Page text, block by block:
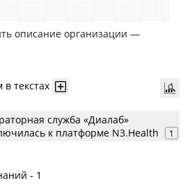
описание организации —
текстах
служба «Диалаб»
к платформе N3.Health
1
- 1